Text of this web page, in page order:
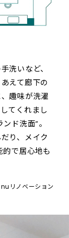
洗いなど、
えて廊下の
趣味が洗濯
てくれまし
ド洗面”。
り、メイク
的で居心地も
リノベーション